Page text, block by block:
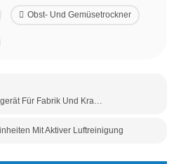
Obst- Und Gemüsetrockner
Mit Aktiver Luftreinigung